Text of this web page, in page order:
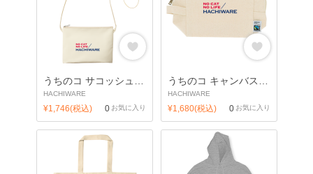
HACHIWARE
¥1,746(税込) 0 お気に入り
HACHIWARE
¥1,680(税込) 0 お気に入り